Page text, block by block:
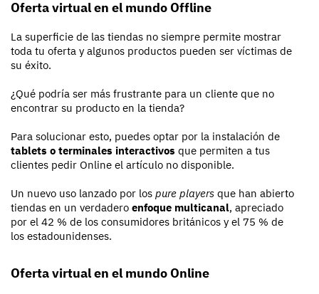
Oferta virtual en el mundo Offline
La superficie de las tiendas no siempre permite mostrar
toda tu oferta y algunos productos pueden ser víctimas de
su éxito.
¿Qué podría ser más frustrante para un cliente que no
encontrar su producto en la tienda?
Para solucionar esto, puedes optar por la instalación de
tablets o terminales interactivos que permiten a tus
clientes pedir Online el artículo no disponible.
Un nuevo uso lanzado por los pure players que han abierto
tiendas en un verdadero enfoque multicanal, apreciado
por el 42 % de los consumidores británicos y el 75 % de
los estadounidenses.
Oferta virtual en el mundo Online